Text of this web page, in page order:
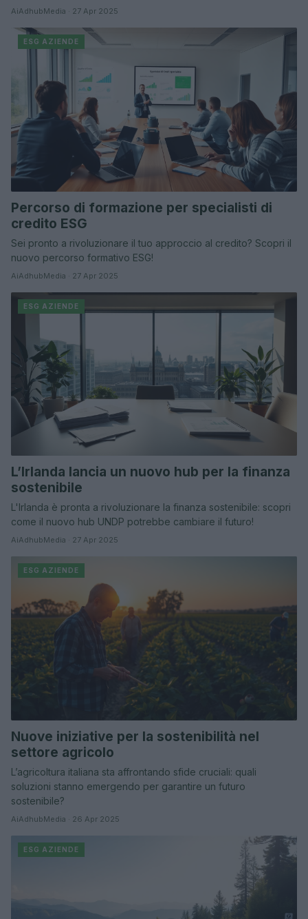
AiAdhubMedia · 27 Apr 2025
ESG AZIENDE
Percorso di formazione per specialisti di
credito ESG
Sei pronto a rivoluzionare il tuo approccio al credito? Scopri il
nuovo percorso formativo ESG!
AiAdhubMedia · 27 Apr 2025
ESG AZIENDE
L’Irlanda lancia un nuovo hub per la finanza
sostenibile
L'Irlanda è pronta a rivoluzionare la finanza sostenibile: scopri
come il nuovo hub UNDP potrebbe cambiare il futuro!
AiAdhubMedia · 27 Apr 2025
ESG AZIENDE
Nuove iniziative per la sostenibilità nel
settore agricolo
L’agricoltura italiana sta affrontando sfide cruciali: quali
soluzioni stanno emergendo per garantire un futuro
sostenibile?
AiAdhubMedia · 26 Apr 2025
ESG AZIENDE